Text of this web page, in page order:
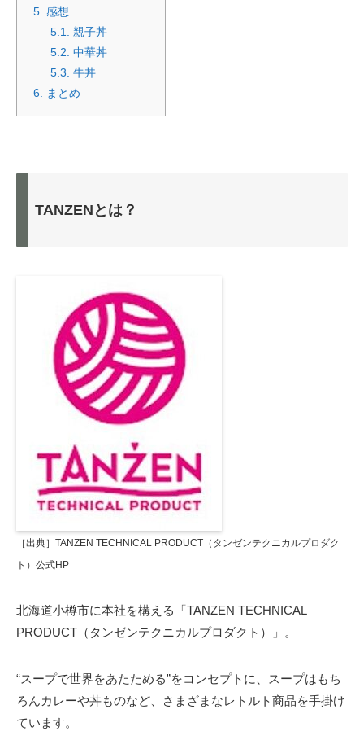
5. 感想
5.1.
親子丼
5.2. 中華丼
5.3. 牛丼
6.
まとめ
TANZENとは？
［出典］TANZEN TECHNICAL PRODUCT（タンゼンテクニカルプロダク
ト）公式HP
北海道小樽市に本社を構える「TANZEN TECHNICAL
PRODUCT（タンゼンテクニカルプロダクト）」。
“スープで世界をあたためる”をコンセプトに、スープはもち
ろんカレーや丼ものなど、さまざまなレトルト商品を手掛け
ています。